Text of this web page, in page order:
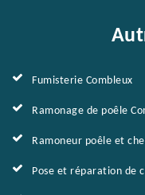
Fumisterie Combleux
Ramonage de poêle
Ramoneur poêle et
Pose et réparation de